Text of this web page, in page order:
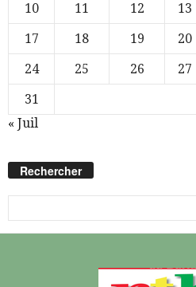
10
11 12 13
17
18 19 20
24
25 26 27
31
« Juil
Rechercher